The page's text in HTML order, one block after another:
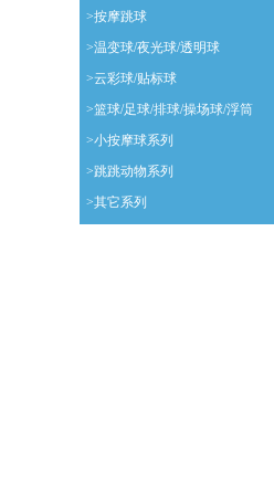
>按摩跳球
>温变球/夜光球/透明球
>云彩球/贴标球
>篮球/足球/排球/操场球/浮筒
>小按摩球系列
>跳跳动物系列
>其它系列